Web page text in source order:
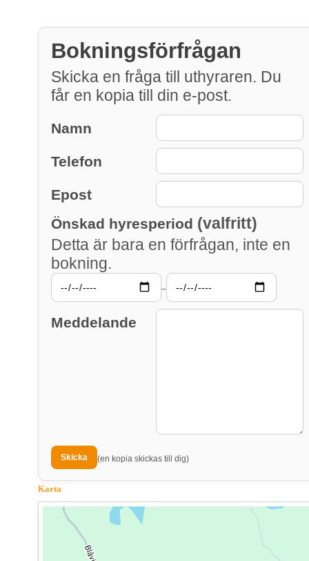
Bokningsförfrågan
Skicka en fråga till uthyraren. Du
får en kopia till din e-post.
Namn
Telefon
Epost
Önskad hyresperiod (valfritt)
Detta är bara en förfrågan, inte en
bokning.
–
Meddelande
(en kopia skickas till dig)
Karta